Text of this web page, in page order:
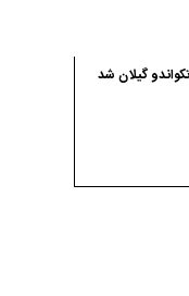
گیلان شد